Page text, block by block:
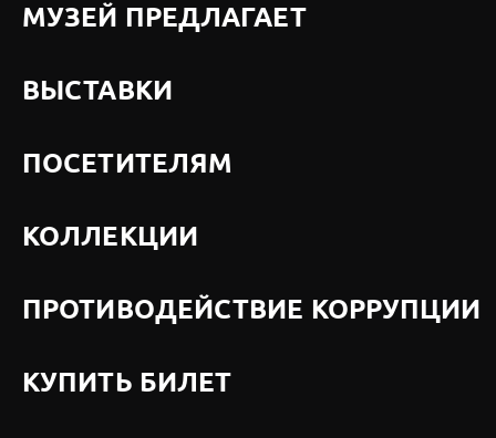
МУЗЕЙ ПРЕДЛАГАЕТ
ВЫСТАВКИ
ПОСЕТИТЕЛЯМ
КОЛЛЕКЦИИ
ПРОТИВОДЕЙСТВИЕ КОРРУПЦИИ
КУПИТЬ БИЛЕТ